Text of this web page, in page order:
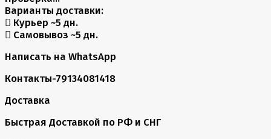
Варианты доставки:
Курьер ~5 дн.
Самовывоз ~5 дн.
Написать на WhatsApp
Контакты-79134081418
Доставка
Быстрая Доставкой по РФ и СНГ